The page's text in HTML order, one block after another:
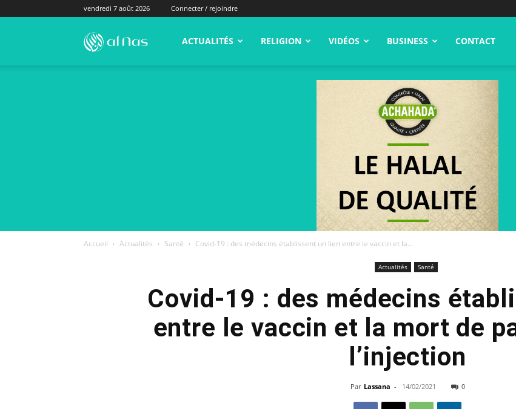
vendredi 7 août 2026 Connecter / rejoindre
alNas.fr ACTUALITÉS RELIGION VIDÉOS BUSINESS CONTACT
Accueil Actualités Santé Covid-19 : des médecins établissent un lien entre le vaccin et la...
Actualités Santé
Covid-19 : des médecins
entre le vaccin et la mort de
l’injection
Par Lassana - 14/02/2021 0